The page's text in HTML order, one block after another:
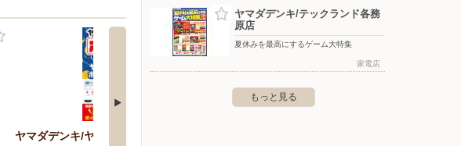
ヤマダデンキ/ヤマダアウトレット一宮店
ヤマダデンキ/テックランド各務
原店
夏休みを最高にするゲーム大特集
家電店
もっと見る